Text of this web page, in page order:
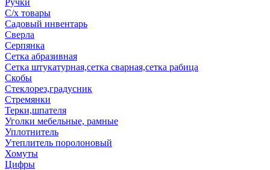
Ручки
С/х товары
Садовый инвентарь
Сверла
Серпянка
Сетка абразивная
Сетка штукатурная,сетка сварная,сетка рабица
Скобы
Стеклорез,градусник
Стремянки
Терки,шпателя
Уголки мебельные, рамные
Уплотнитель
Утеплитель поролоновый
Хомуты
Цифры